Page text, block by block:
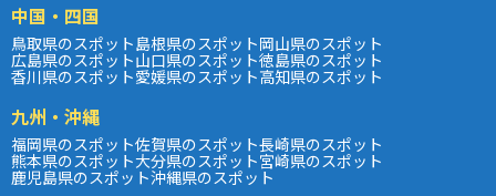
中国・四国
鳥取県のスポット島根県のスポット岡山県のスポット
広島県のスポット山口県のスポット徳島県のスポット
香川県のスポット愛媛県のスポット高知県のスポット
九州・沖縄
福岡県のスポット佐賀県のスポット長崎県のスポット
熊本県のスポット大分県のスポット宮崎県のスポット
鹿児島県のスポット沖縄県のスポット